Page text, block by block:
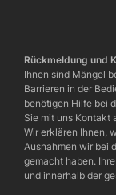
Rückmeldung und
Ihnen sind Mängel
Barrieren in der
benötigen Hilfe bei
Sie mit uns Kontakt
Wir erklären Ihnen,
Ausnahmen wir bei
gemacht haben.
und innerhalb der